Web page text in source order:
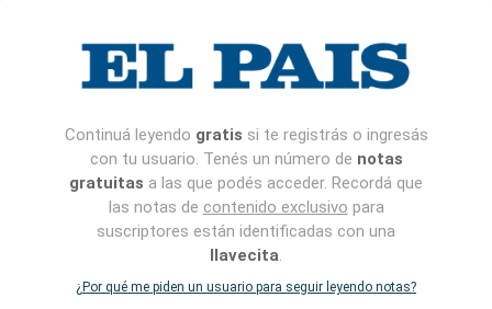
Continuá leyendo gratis si te registrás o ingresás
con tu usuario. Tenés un número de notas
gratuitas a las que podés acceder. Recordá que
las notas de contenido exclusivo para
suscriptores están identificadas con una
llavecita.
¿Por qué me piden un usuario para seguir leyendo notas?